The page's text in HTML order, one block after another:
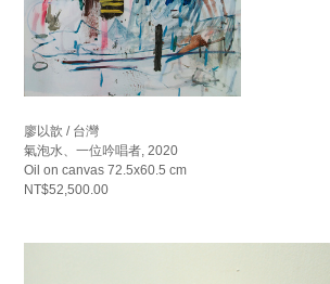
廖以歆 / 台灣
氣泡水、一位吟唱者, 2020
Oil on canvas 72.5x60.5 cm
NT$52,500.00